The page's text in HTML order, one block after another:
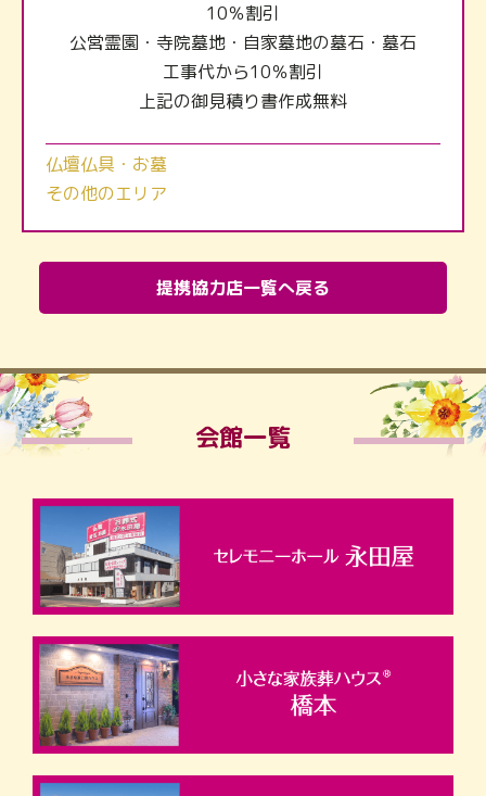
10％割引
公営霊園・寺院墓地・自家墓地の墓石・墓石
工事代から10％割引
上記の御見積り書作成無料
仏壇仏具・お墓
その他のエリア
提携協力店一覧へ戻る
会館一覧